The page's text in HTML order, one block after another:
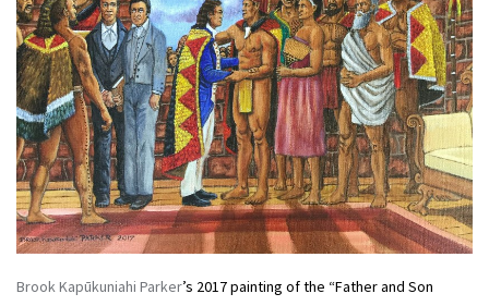
Brook Kapūkuniahi Parker’s 2017 painting of the “Father and Son